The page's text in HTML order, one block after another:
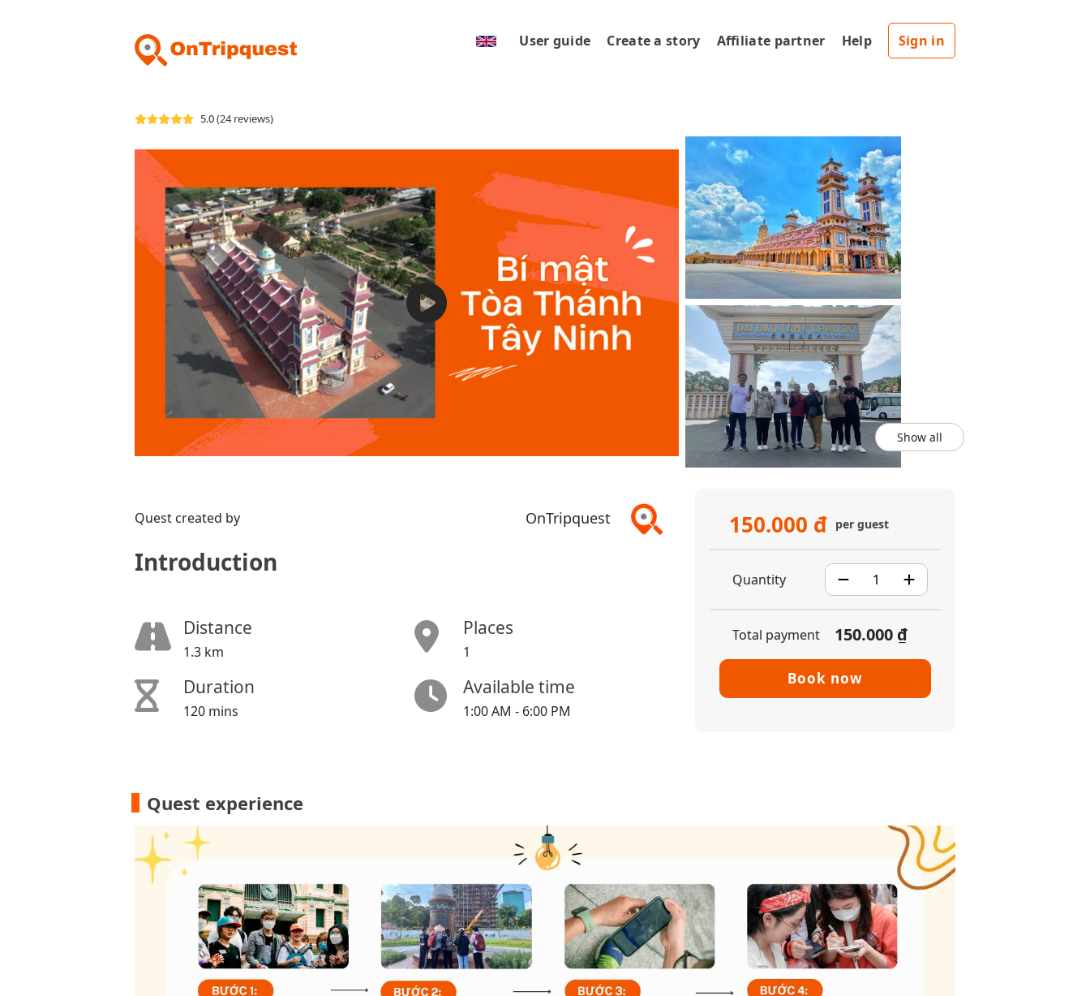
User guide Create a story Affiliate partner Help Sign in
5.0(24 reviews)
Show all
Quest created by OnTripquest
Introduction
Distance
1.3 km
Places
1
Duration
120 mins
Available time
1:00 AM - 6:00 PM
150.000 đ per guest
Quantity
Total payment 150.000 ₫
Quest experience